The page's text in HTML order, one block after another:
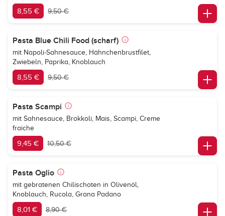
8,55 € 9,50 €
Pasta Blue Chili Food (scharf)
mit Napoli-Sahnesauce, Hähnchenbrustfilet,
Zwiebeln, Paprika, Knoblauch
8,55 € 9,50 €
Pasta Scampi
mit Sahnesauce, Brokkoli, Mais, Scampi, Creme
fraiche
9,45 € 10,50 €
Pasta Oglio
mit gebratenen Chilischoten in Olivenöl,
Knoblauch, Rucola, Grana Padano
8,01 € 8,90 €